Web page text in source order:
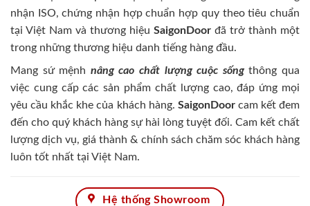
nhận ISO, chứng nhận hợp chuẩn hợp quy theo tiêu chuẩn
tại Việt Nam và thương hiệu SaigonDoor đã trở thành một
trong những thương hiệu danh tiếng hàng đầu.
Mang sứ mệnh nâng cao chất lượng cuộc sốngthông qua
việc cung cấp các sản phẩm chất lượng cao, đáp ứng mọi
yêu cầu khắc khe của khách hàng. SaigonDoorcam kết đem
đến cho quý khách hàng sự hài lòng tuyệt đối. Cam kết chất
lượng dịch vụ, giá thành & chính sách chăm sóc khách hàng
luôn tốt nhất tại Việt Nam.
Hệ thống Showroom